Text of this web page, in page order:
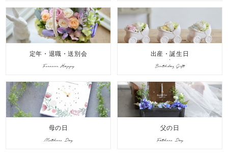
定年・退職・送別会
Forever Happy
出産・誕生日
Birthday Gift
母の日
Mothers Day
父の日
Fathers Day